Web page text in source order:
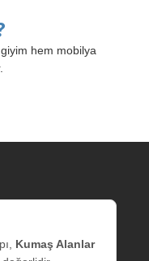
hem mobilya
Kumaş Alanlar